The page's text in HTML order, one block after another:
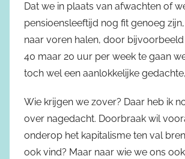
Dat we in plaats van afwachten of
pensioensleeftijd nog fit genoeg
naar voren halen, door
40 maar 20 uur per week te gaan
toch wel een aanlokkelijke
Wie krijgen we zover? Daar heb ik
over nagedacht. Doorbraak wil
onderop het kapitalisme ten val
ook vind? Maar naar wie we ons